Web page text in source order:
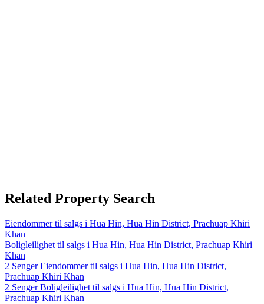
Related Property Search
Eiendommer til salgs i Hua Hin, Hua Hin District, Prachuap Khiri
Khan
Boligleilighet til salgs i Hua Hin, Hua Hin District, Prachuap Khiri
Khan
2 Senger Eiendommer til salgs i Hua Hin, Hua Hin District,
Prachuap Khiri Khan
2 Senger Boligleilighet til salgs i Hua Hin, Hua Hin District,
Prachuap Khiri Khan